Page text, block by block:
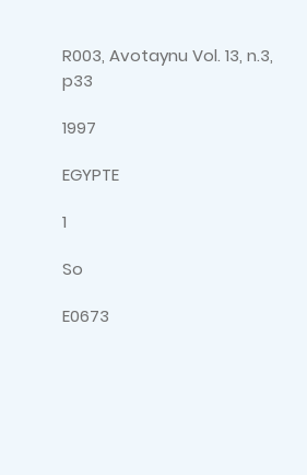
R003, Avotaynu Vol. 13, n.3,
p33
1997
EGYPTE
1
So
E0673